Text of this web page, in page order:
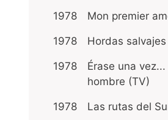
1978 Mon premier
1978 Hordas salvajes
1978
Érase una vez...
hombre (TV)
1978 Las rutas del